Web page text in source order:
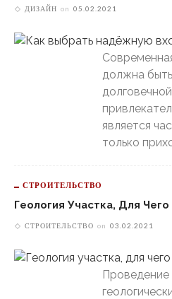
ДИЗАЙН on 05.02.2021
должна
является
только
СТРОИТЕЛЬСТВО
Геология Участка, Для
СТРОИТЕЛЬСТВО on 03.02.2021